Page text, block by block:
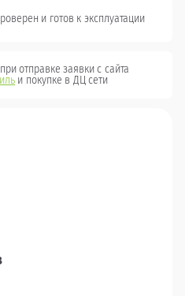
и готов к эксплуатации
отправке заявки с сайта
и покупке в ДЦ сети